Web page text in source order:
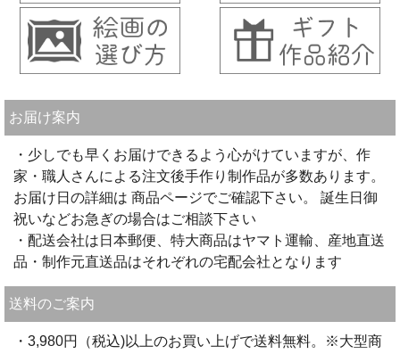
お届け案内
・少しでも早くお届けできるよう心がけていますが、作
家・職人さんによる注文後手作り制作品が多数あります。
お届け日の詳細は 商品ページでご確認下さい。 誕生日御
祝いなどお急ぎの場合はご相談下さい
・配送会社は日本郵便、特大商品はヤマト運輸、産地直送
品・制作元直送品はそれぞれの宅配会社となります
送料のご案内
・3,980円（税込)以上のお買い上げで送料無料。※大型商